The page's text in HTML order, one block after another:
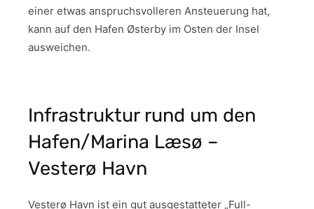
einer etwas anspruchsvolleren Ansteuerung hat,
kann auf den Hafen Østerby im Osten der Insel
ausweichen.
Infrastruktur rund um den
Hafen/Marina Læsø –
Vesterø Havn
Vesterø Havn ist ein gut ausgestatteter „Full-